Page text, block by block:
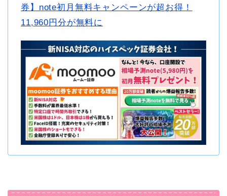
券】note初月無料キャンペーンが超お得！
11,960円分が無料に